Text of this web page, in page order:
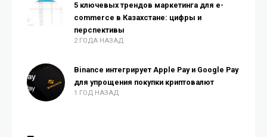
5 ключевых трендов маркетинга для e-
commerce в Казахстане: цифры и
перспективы
2 ГОДА НАЗАД
Binance интегрирует Apple Pay и Google Pay
для упрощения покупки криптовалют
1 ГОД НАЗАД